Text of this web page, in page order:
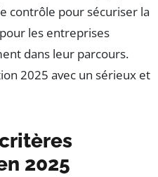
contrôle pour sécuriser la
les entreprises
dans leur parcours.
2025 avec un sérieux et
2025